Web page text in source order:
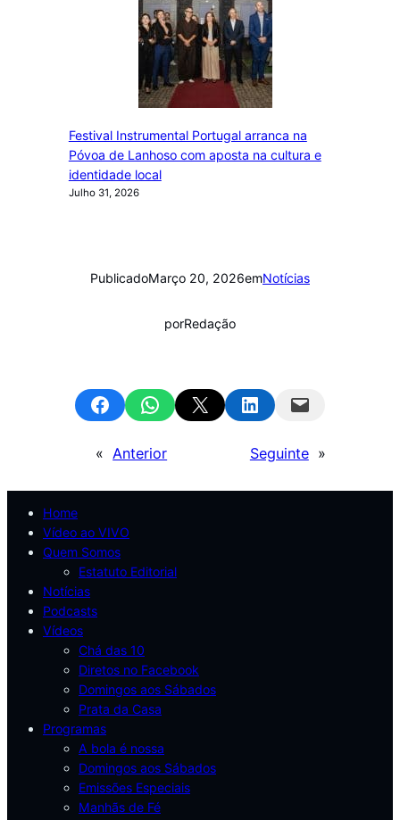
Festival Instrumental Portugal arranca na
Póvoa de Lanhoso com aposta na cultura e
identidade local
Julho 31, 2026
PublicadoMarço 20, 2026emNotícias
porRedação
Share on FacebookShare on WhatsApp
Email this Page Share on LinkedInEmail this Page
« Anterior Seguinte »
Home
Vídeo ao VIVO
Quem Somos
Estatuto Editorial
Notícias
Podcasts
Vídeos
Chá das 10
Diretos no Facebook
Domingos aos Sábados
Prata da Casa
Programas
A bola é nossa
Domingos aos Sábados
Emissões Especiais
Manhãs de Fé